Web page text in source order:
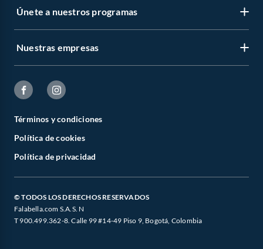
Únete a nuestros programas
Nuestras empresas
Términos y condiciones
Política de cookies
Política de privacidad
© TODOS LOS DERECHOS RESERVADOS
Falabella.com S.A.S. N
T 900.499.362-8. Calle 99 #14-49 Piso 9, Bogotá, Colombia